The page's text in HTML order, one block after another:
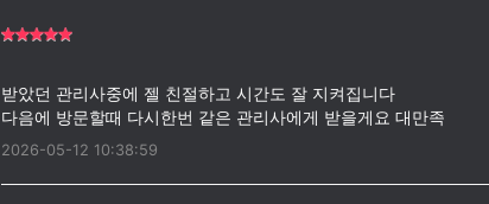
받았던 관리사중에 젤 친절하고 시간도 잘 지켜집니다
2026-05-12 10:38:59